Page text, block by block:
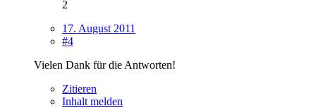
2
17. August 2011
#4
Vielen Dank für die Antworten!
Zitieren
Inhalt melden